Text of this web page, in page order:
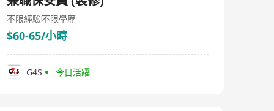
不限經驗不限學歷
$60-65/小時
G4S 今日活躍